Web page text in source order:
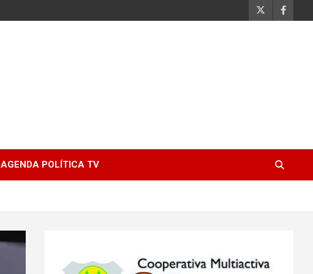
AGENDA POLÍTICA TV